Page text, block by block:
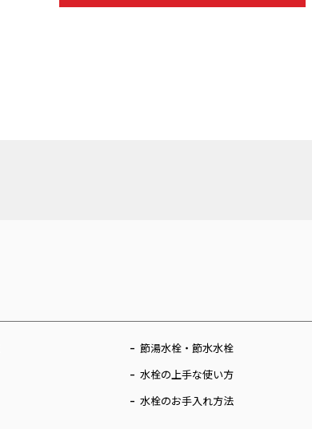
節湯水栓・節水水栓
水栓の上手な使い方
水栓のお手入れ方法